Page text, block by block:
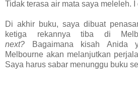
Tidak terasa air mata saya meleleh. I
Di akhir buku, saya dibuat
ketiga rekannya tiba di
next? Bagaimana kisah Anida
Melbourne akan melanjutkan
Saya harus sabar menunggu buku